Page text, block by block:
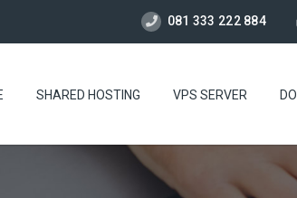
081 333 222 884
SHARED HOSTING VPS SERVER